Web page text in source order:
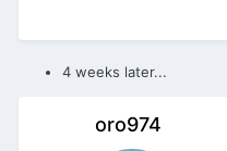
4 weeks later...
oro974